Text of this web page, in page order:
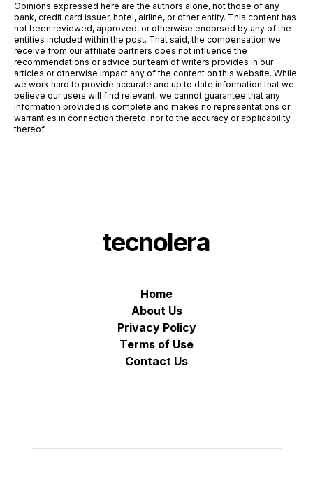
Opinions expressed here are the authors alone, not those of any
bank, credit card issuer, hotel, airline, or other entity. This content has
not been reviewed, approved, or otherwise endorsed by any of the
entities included within the post. That said, the compensation we
receive from our affiliate partners does not influence the
recommendations or advice our team of writers provides in our
articles or otherwise impact any of the content on this website. While
we work hard to provide accurate and up to date information that we
believe our users will find relevant, we cannot guarantee that any
information provided is complete and makes no representations or
warranties in connection thereto, nor to the accuracy or applicability
thereof.
tecnolera
Home
About Us
Privacy Policy
Terms of Use
Contact Us